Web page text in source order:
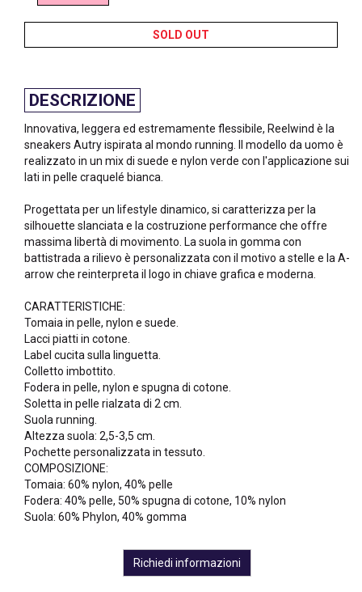
SOLD OUT
DESCRIZIONE
Innovativa, leggera ed estremamente flessibile, Reelwind è la
sneakers Autry ispirata al mondo running. Il modello da uomo è
realizzato in un mix di suede e nylon verde con l'applicazione sui
lati in pelle craquelé bianca.
Progettata per un lifestyle dinamico, si caratterizza per la
silhouette slanciata e la costruzione performance che offre
massima libertà di movimento. La suola in gomma con
battistrada a rilievo è personalizzata con il motivo a stelle e la A-
arrow che reinterpreta il logo in chiave grafica e moderna.
CARATTERISTICHE:
Tomaia in pelle, nylon e suede.
Lacci piatti in cotone.
Label cucita sulla linguetta.
Colletto imbottito.
Fodera in pelle, nylon e spugna di cotone.
Soletta in pelle rialzata di 2 cm.
Suola running.
Altezza suola: 2,5-3,5 cm.
Pochette personalizzata in tessuto.
COMPOSIZIONE:
Tomaia: 60% nylon, 40% pelle
Fodera: 40% pelle, 50% spugna di cotone, 10% nylon
Suola: 60% Phylon, 40% gomma
Richiedi informazioni